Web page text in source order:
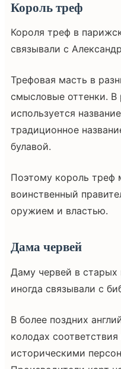
Король треф
Короля треф в
связывали с
Трефовая масть в
смысловые оттенки. В
используется
традиционное
булавой.
Поэтому король треф
воинственный
оружием и властью.
Дама червей
Даму червей в старых
иногда связывали с
В более поздних
колодах
историческими